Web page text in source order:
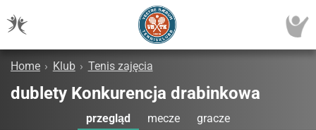
Home › Klub › Tenis zajęcia
dublety Konkurencja drabinkowa
przegląd mecze gracze